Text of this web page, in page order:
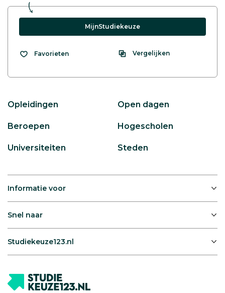
MijnStudiekeuze
Favorieten Vergelijken
Opleidingen Open dagen
Beroepen Hogescholen
Universiteiten Steden
Informatie voor
Snel naar
Studiekeuze123.nl